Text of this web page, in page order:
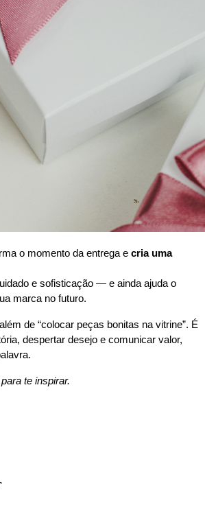
o momento da entrega e cria uma
e sofisticação — e ainda ajuda o
marca no futuro.
de “colocar peças bonitas na vitrine”. É
despertar desejo e comunicar valor,
te inspirar.